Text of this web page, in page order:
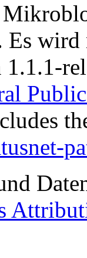
Es
1.1.1-